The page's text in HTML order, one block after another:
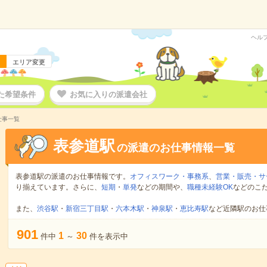
エリア変更
ヘル
希望条件 お気に入りの派遣会社
一覧
表参道駅の派遣のお仕事情報一覧
表参道駅の派遣のお仕事情報です。 オフィスワーク・事務系、 営業・販売・
り揃えています。さらに、 短期 ・ 単発などの期間や、 職種未経験OKなどのこ
また、 渋谷駅 ・ 新宿三丁目駅 ・ 六本木駅 ・ 神泉駅 ・ 恵比寿駅など近隣駅のお
901 件中 1 ～ 30 件を表示中